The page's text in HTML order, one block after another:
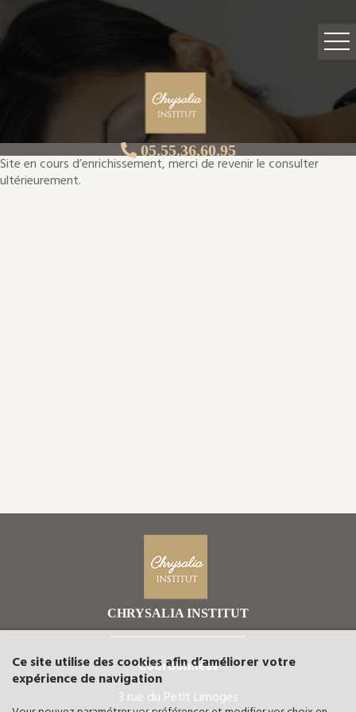
05.55.36.60.95
Site en cours d’enrichissement, merci de revenir le consulter
ultérieurement.
CHRYSALIA INSTITUT
Coordonnées
3 rue du Petit Limoges
Ce site utilise des cookies afin d’améliorer votre
expérience de navigation